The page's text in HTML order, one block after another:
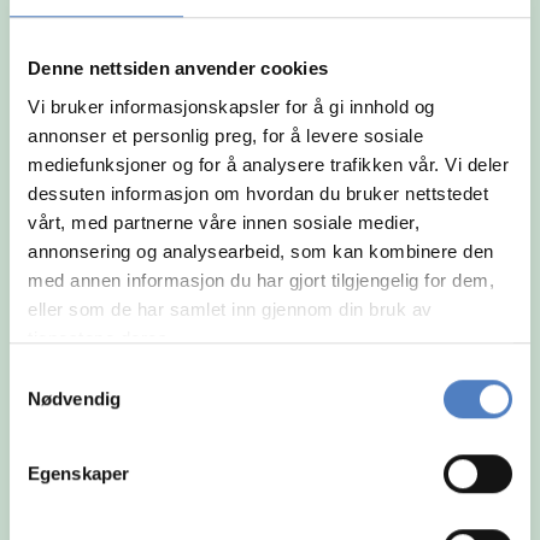
Denne nettsiden anvender cookies
Vi bruker informasjonskapsler for å gi innhold og
annonser et personlig preg, for å levere sosiale
mediefunksjoner og for å analysere trafikken vår. Vi deler
dessuten informasjon om hvordan du bruker nettstedet
vårt, med partnerne våre innen sosiale medier,
annonsering og analysearbeid, som kan kombinere den
med annen informasjon du har gjort tilgjengelig for dem,
eller som de har samlet inn gjennom din bruk av
tjenestene deres.
Nødvendig
Egenskaper
og arbeidsmåte.